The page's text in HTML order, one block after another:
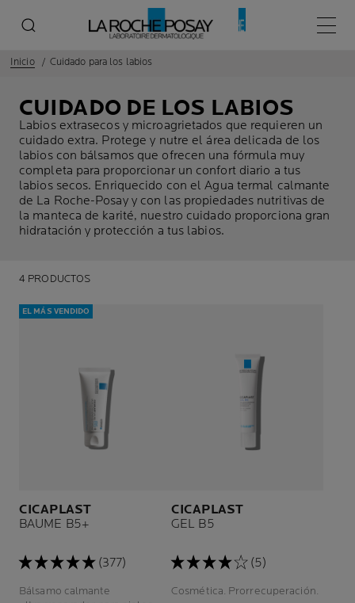
Menú
Inicio Cuidado para los labios
CUIDADO DE LOS LABIOS
Labios extrasecos y microagrietados que requieren un
cuidado extra. Protege y nutre el área delicada de los
labios con bálsamos que ofrecen una fórmula muy
completa para proporcionar un confort diario a tus
labios secos. Enriquecido con el Agua termal calmante
de La Roche-Posay y con las propiedades nutritivas de
la manteca de karité, nuestro cuidado proporciona gran
hidratación y protección a tus labios.
4 PRODUCTOS
EL MÁS VENDIDO
CICAPLAST
BAUME B5+
(377)
Bálsamo calmante
CICAPLAST
GEL B5
(5)
Cosmética. Prorrecuperación.